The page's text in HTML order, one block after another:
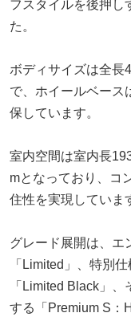
フスタイルを後押し
た。
ボディサイズは全長
で、ホイールベース
保しています。
室内空間は室内長
mとなっており、コ
住性を実現していま
グレード展開は、エ
「Limited」、特別
「Limited Black」
する「Premium S：